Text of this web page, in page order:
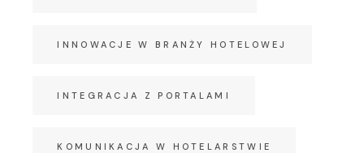
INNOWACJE W BRANŻY HOTELOWEJ
INTEGRACJA Z PORTALAMI
KOMUNIKACJA W HOTELARSTWIE